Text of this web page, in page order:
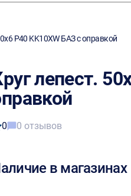
Р40 KK10XW БАЗ с оправкой
лепест.
0 0 отзывов
в магазинах